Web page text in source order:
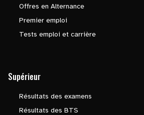
Offres en Alternance
Premier emploi
Tests emploi et carrière
Supérieur
Résultats des examens
Résultats des BTS